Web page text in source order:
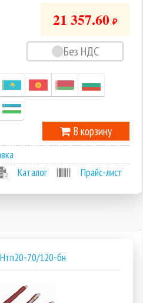
21 357.60 ₽
Без НДС
В корзину
Каталог
Прайс-лист
70/120-бн